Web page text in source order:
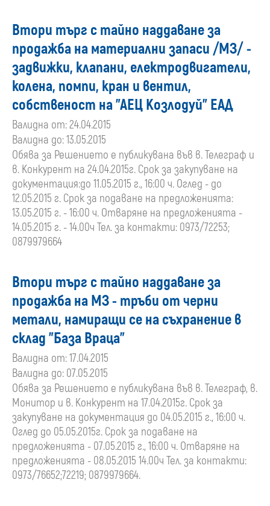
Втори търг с тайно наддаване за
продажба на материални запаси /МЗ/ -
задвижки, клапани, електродвигатели,
колена, помпи, кран и вентил,
собственост на "АЕЦ Козлодуй" ЕАД
Валидна от: 24.04.2015
Валидна до: 13.05.2015
Обява за Решението е публикувана във в. Телеграф и
в. Конкурент на 24.04.2015г. Срок за закупуване на
документация:до 11.05.2015 г., 16:00 ч. Оглед - до
12.05.2015 г. Срок за подаване на предложенията:
13.05.2015 г. - 16:00 ч. Отваряне на предложенията -
14.05.2015 г. - 14.00ч Тел. за контакти: 0973/72253;
0879979664
Втори търг с тайно наддаване за
продажба на МЗ - тръби от черни
метали, намиращи се на съхранение в
склад "База Враца"
Валидна от: 17.04.2015
Валидна до: 07.05.2015
Обява за Решението е публикувана във в. Телеграф, в.
Монитор и в. Конкурент на 17.04.2015г. Срок за
закупуване на документация до 04.05.2015 г., 16:00 ч.
Оглед до 05.05.2015г. Срок за подаване на
предложенията - 07.05.2015 г., 16:00 ч. Отваряне на
предложенията - 08.05.2015 14.00ч Тел. за контакти:
0973/76652;72219; 0879979664.